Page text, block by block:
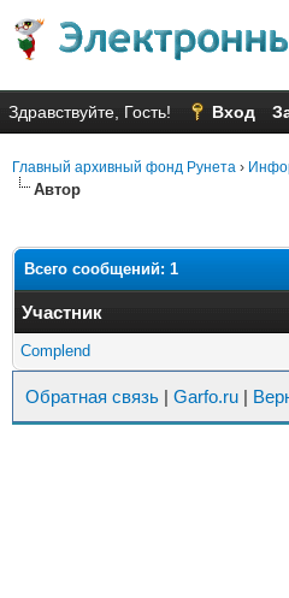
Здравствуйте, Гость! Вход
Главный архивный фонд Рунета ›
Автор
Всего сообщений: 1
Участник
Complend
Обратная связь | Garfo.ru |